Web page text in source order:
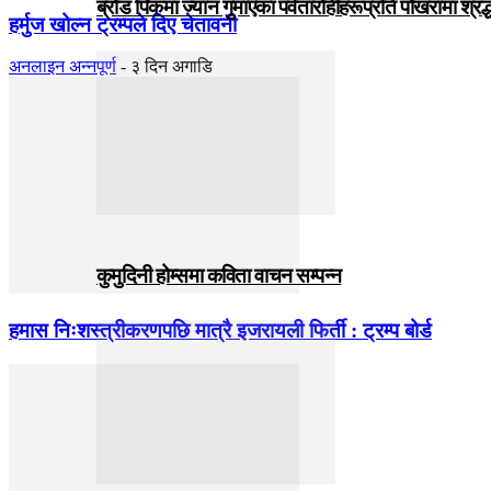
ब्रोड पिकमा ज्यान गुमाएका पर्वतारोहीहरूप्रति पोखरामा
कुमुदिनी होम्समा कविता वाचन सम्पन्न
हर्मुज खोल्न ट्रम्पले दिए चेतावनी
अनलाइन अन्नपूर्ण - ३ दिन अगाडि
हमास निःशस्त्रीकरणपछि मात्रै इजरायली फिर्ती : ट्रम्प बोर्ड